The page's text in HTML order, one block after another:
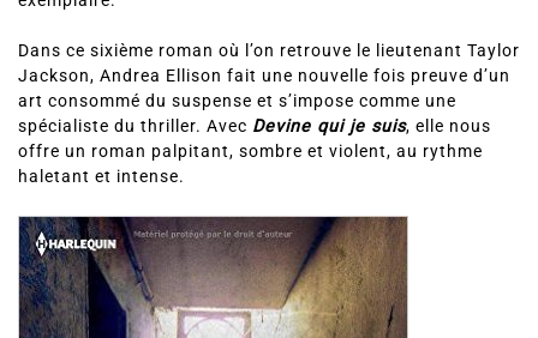
Dans ce sixième roman où l’on retrouve le lieutenant Taylor
Jackson, Andrea Ellison fait une nouvelle fois preuve d’un
art consommé du suspense et s’impose comme une
spécialiste du thriller. Avec Devine qui je suis, elle nous
offre un roman palpitant, sombre et violent, au rythme
haletant et intense.